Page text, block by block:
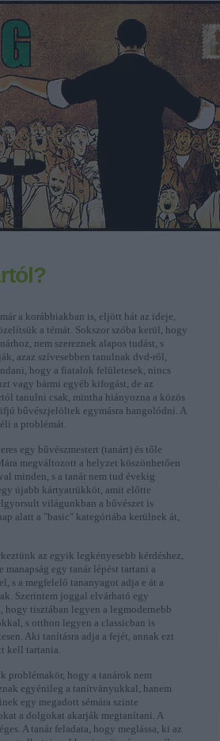
a korábbiakban is, eljött hát az ideje,
a témát. Sokszor szóba kerül, hogy
nem szereznek alapos tudást, s
azaz szívesebben tanulnak dvd-ről,
hogy a fiatalok felületesek, nincs
vagy bármi egyéb kifogást, de az
tanulni csak, mintha hiányozna a közös
bűvészjelöltek egymásra hangolódni. A
a problémát.
egy bűvészmestert (tanárt) és tőle
megváltozott a helyzet köszönhetően
minden, s a tanár nem tud évekig
újabb kártyatrükköt, amit előtte
világunkban a bűvészet is
alatt a "basic" kategóriába kerülnek át,
az egyik legkényesebb kérdéshez,
manapság egy tanár lépést tartani a
s a megfelelő tananyagot adja e át a
Szerintem joggal elvárható egy
hogy tisztában legyen a legmodernebb
s otthon legyen a classicban is
Aki tanításra adja a fejét, annak ezt
kell tartania.
problémakör, hogy a tanárok nem
egyénileg a tanítványukkal, hanem
egy megadott sémára szinte
a dolgokat akarják megtanítani. A
A tanár feladata, hogy meglássa, ki az